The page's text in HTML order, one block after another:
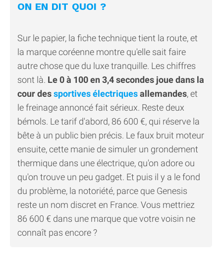
ON EN DIT QUOI ?
Sur le papier, la fiche technique tient la route, et
la marque coréenne montre qu'elle sait faire
autre chose que du luxe tranquille. Les chiffres
sont là. Le 0 à 100 en 3,4 secondes joue dans la
cour dessportives électriquesallemandes, et
le freinage annoncé fait sérieux. Reste deux
bémols. Le tarif d'abord, 86 600 €, qui réserve la
bête à un public bien précis. Le faux bruit moteur
ensuite, cette manie de simuler un grondement
thermique dans une électrique, qu'on adore ou
qu'on trouve un peu gadget. Et puis il y a le fond
du problème, la notoriété, parce que Genesis
reste un nom discret en France. Vous mettriez
86 600 € dans une marque que votre voisin ne
connaît pas encore ?